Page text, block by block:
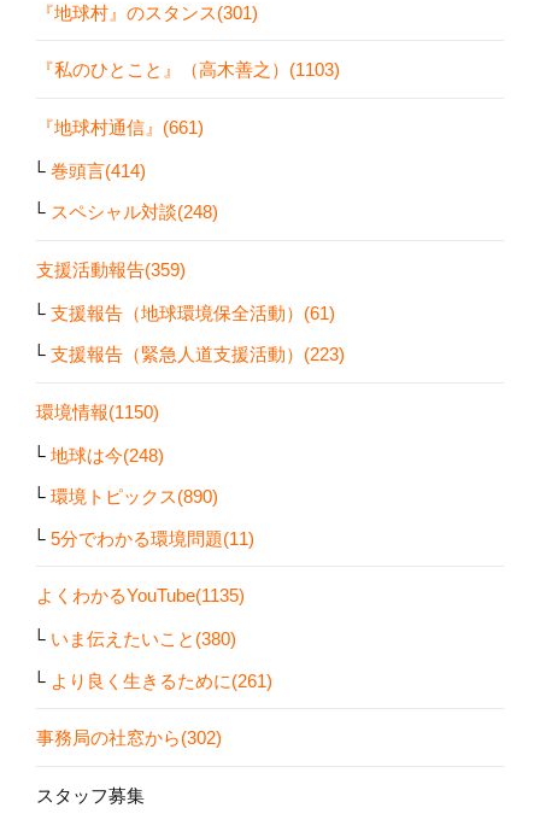
『地球村』のスタンス(301)
『私のひとこと』（高木善之）(1103)
『地球村通信』(661)
巻頭言(414)
スペシャル対談(248)
支援活動報告(359)
支援報告（地球環境保全活動）(61)
支援報告（緊急人道支援活動）(223)
環境情報(1150)
地球は今(248)
環境トピックス(890)
5分でわかる環境問題(11)
よくわかるYouTube(1135)
いま伝えたいこと(380)
より良く生きるために(261)
事務局の社窓から(302)
スタッフ募集